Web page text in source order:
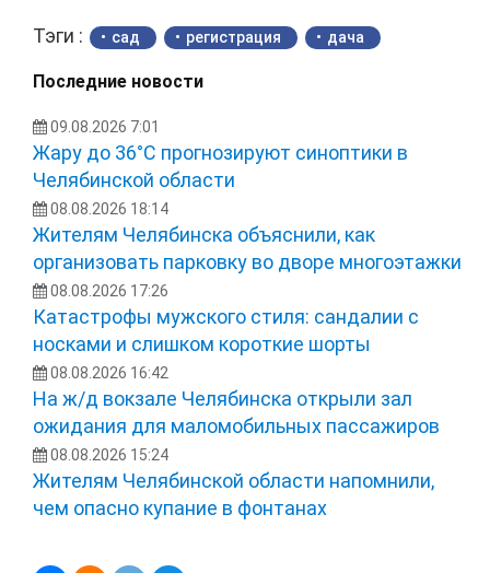
Тэги : сад регистрация дача
Последние новости
09.08.2026 7:01
Жару до 36°С прогнозируют синоптики в
Челябинской области
08.08.2026 18:14
Жителям Челябинска объяснили, как
организовать парковку во дворе многоэтажки
08.08.2026 17:26
Катастрофы мужского стиля: сандалии с
носками и слишком короткие шорты
08.08.2026 16:42
На ж/д вокзале Челябинска открыли зал
ожидания для маломобильных пассажиров
08.08.2026 15:24
Жителям Челябинской области напомнили,
чем опасно купание в фонтанах